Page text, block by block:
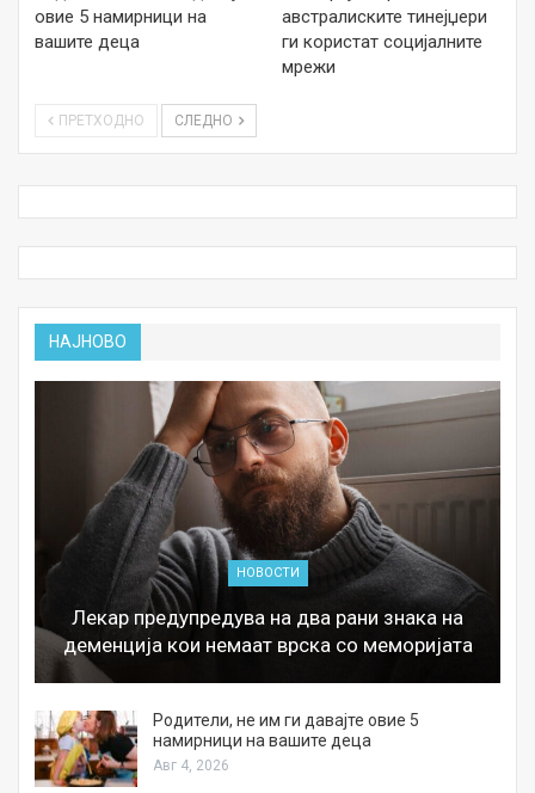
овие 5 намирници на
вашите деца
австралиските тинејџери
ги користат социјалните
мрежи
ПРЕТХОДНО СЛЕДНО
НАЈНОВО
НОВОСТИ
Лекар предупредува на два рани знака на
деменција кои немаат врска со меморијата
Родители, не им ги давајте овие 5
намирници на вашите деца
Авг 4, 2026